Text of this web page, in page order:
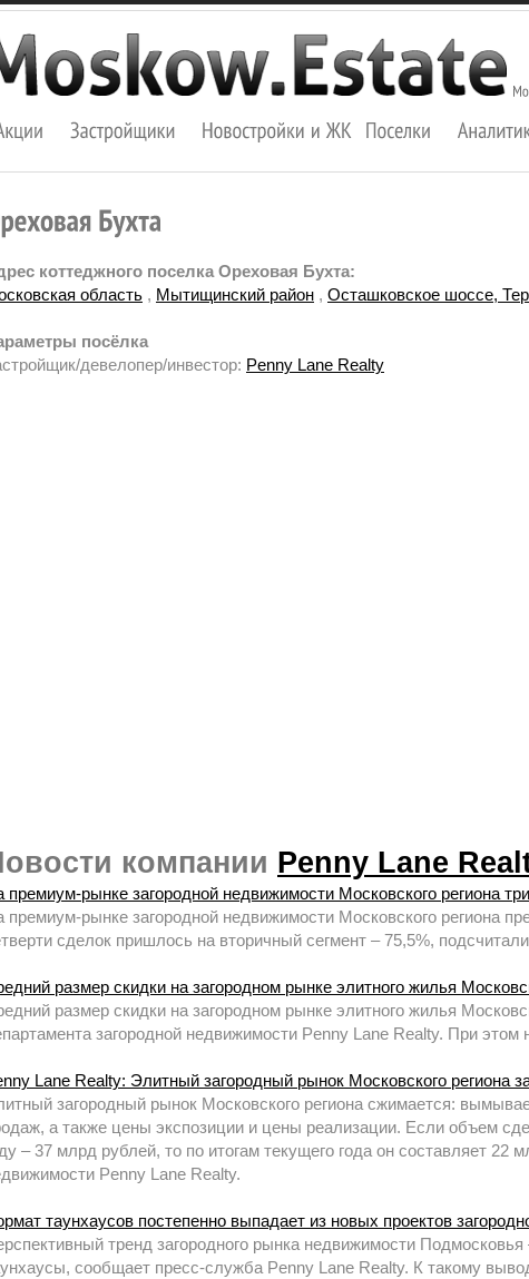
коттеджного поселка Ореховая Бухта:
область , Мытищинский район , Осташковское шоссе,
посёлка
девелопер/инвестор: Penny Lane Realty
компании Penny Lane
премиум-рынке загородной недвижимости Московского региона
премиум-рынке загородной недвижимости Московского региона
сделок пришлось на вторичный сегмент – 75,5%,
размер скидки на загородном рынке элитного жилья
размер скидки на загородном рынке элитного жилья
загородной недвижимости Penny Lane Realty. При
Lane Realty: Элитный загородный рынок Московского региона
загородный рынок Московского региона сжимается:
а также цены экспозиции и цены реализации. Если объем
– 37 млрд рублей, то по итогам текущего года он составляет
Penny Lane Realty.
таунхаусов постепенно выпадает из новых проектов
тренд загородного рынка недвижимости
сообщает пресс-служба Penny Lane Realty. К такому